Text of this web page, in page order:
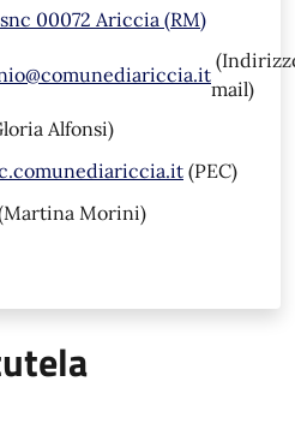
00072 Ariccia (RM)
mail)
Alfonsi)
(PEC)
Morini)